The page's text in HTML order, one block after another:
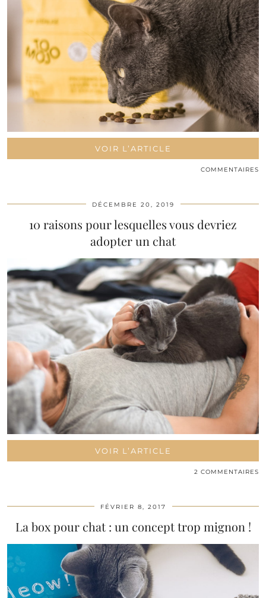
VOIR L’ARTICLE
COMMENTAIRES
DÉCEMBRE 20, 2019
10 raisons pour lesquelles vous devriez
adopter un chat
VOIR L’ARTICLE
2 COMMENTAIRES
FÉVRIER 8, 2017
La box pour chat : un concept trop mignon !